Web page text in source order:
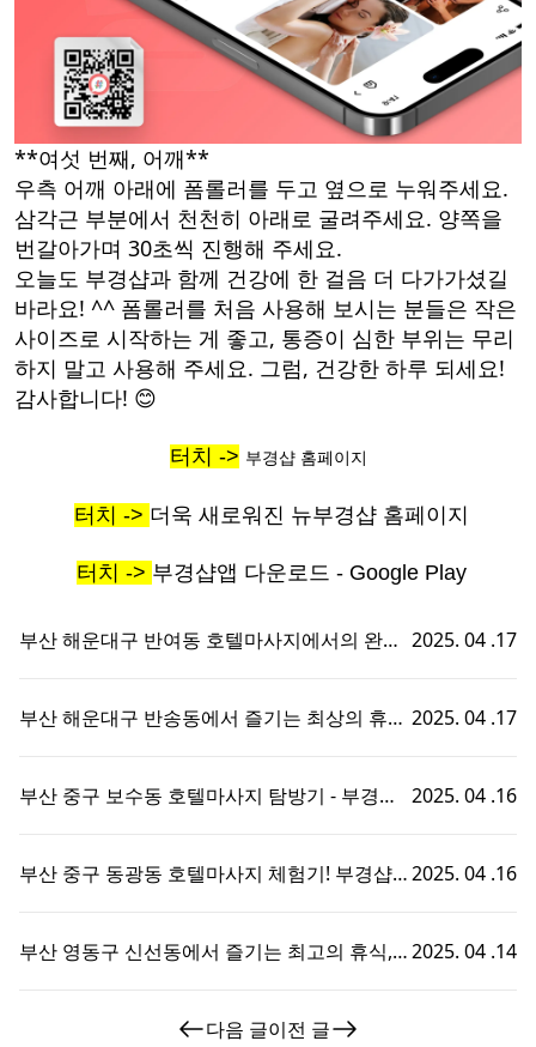
**여섯 번째, 어깨**
우측 어깨 아래에 폼롤러를 두고 옆으로 누워주세요.
삼각근 부분에서 천천히 아래로 굴려주세요. 양쪽을
번갈아가며 30초씩 진행해 주세요.
오늘도 부경샵과 함께 건강에 한 걸음 더 다가가셨길
바라요! ^^ 폼롤러를 처음 사용해 보시는 분들은 작은
사이즈로 시작하는 게 좋고, 통증이 심한 부위는 무리
하지 말고 사용해 주세요. 그럼, 건강한 하루 되세요!
감사합니다! 😊
터치 -> 부경샵 홈페이지
터치 -> 더욱 새로워진 뉴부경샵 홈페이지
터치 -> 부경샵앱 다운로드 - Google Play
부산 해운대구 반여동 호텔마사지에서의 완벽 2025. 04 .17
부산 해운대구 반송동에서 즐기는 최상의 휴식, 2025. 04 .17
부산 중구 보수동 호텔마사지 탐방기 - 부경샵
2025. 04 .16
부산 중구 동광동 호텔마사지 체험기! 부경샵에2025. 04 .16
부산 영동구 신선동에서 즐기는 최고의 휴식,
2025. 04 .14
다음 글이전 글